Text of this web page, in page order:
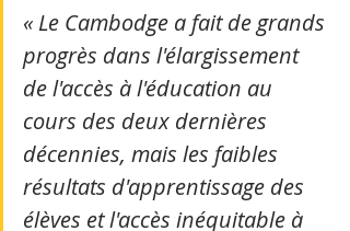
« Le Cambodge a fait de grands
progrès dans l'élargissement
de l'accès à l'éducation au
cours des deux dernières
décennies, mais les faibles
résultats d'apprentissage des
élèves et l'accès inéquitable à